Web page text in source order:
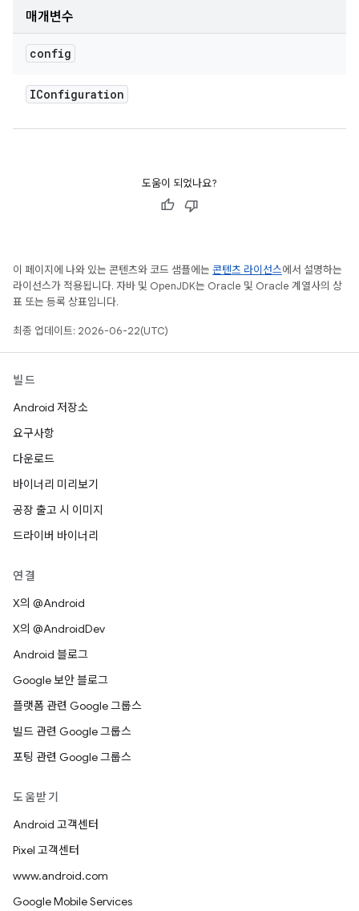
매개변수
config
IConfiguration
도움이 되었나요?
이 페이지에 나와 있는 콘텐츠와 코드 샘플에는 콘텐츠 라이선스에서 설명하는
라이선스가 적용됩니다. 자바 및 OpenJDK는 Oracle 및 Oracle 계열사의 상
표 또는 등록 상표입니다.
최종 업데이트: 2026-06-22(UTC)
빌드
Android 저장소
요구사항
다운로드
바이너리 미리보기
공장 출고 시 이미지
드라이버 바이너리
연결
X의 @Android
X의 @AndroidDev
Android 블로그
Google 보안 블로그
플랫폼 관련 Google 그룹스
빌드 관련 Google 그룹스
포팅 관련 Google 그룹스
도움받기
Android 고객센터
Pixel 고객센터
www.android.com
Google Mobile Services